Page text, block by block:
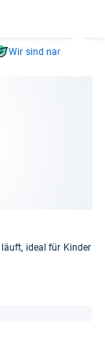
und
Wir sind nachhaltig
ideal für Kinder